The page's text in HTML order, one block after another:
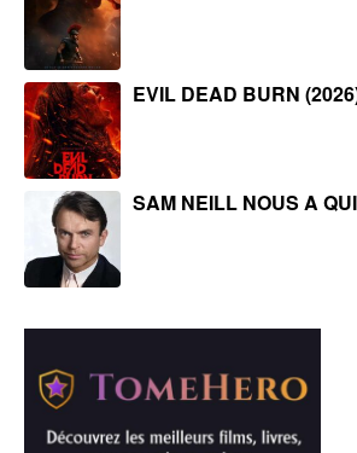
EVIL DEAD BURN
SAM NEILL NOUS A